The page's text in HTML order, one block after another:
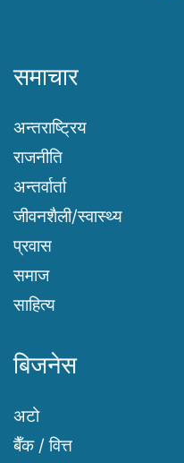
समाचार
अन्तराष्ट्रिय
राजनीति
अन्तर्वार्ता
जीवनशैली/स्वास्थ्य
प्रवास
समाज
साहित्य
बिजनेस
अटो
बैँक / वित्त